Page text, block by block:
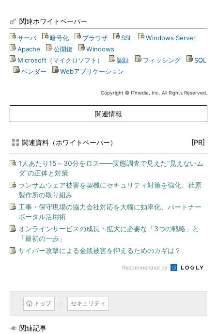
関連ホワイトペーパー
サーバ| 暗号化 ブラウザ SSL Windows Server
Apache
公開鍵 Windows
Microsoft（マイクロソフト）
認証 フィッシング
SQL
ベンダー Webアプリケーション
Copyright © ITmedia, Inc. All Rights Reserved.
関連情報
関連資料（ホワイトペーパー） [PR]
1人あたり15～30分をロス――実態調査で見えた“見えないム
ダ”の正体と対策
ランサムウェア被害を契機にセキュリティ対策を強化、荏原
製作所の取り組み
工事・保守現場の協力会社対応を大幅に効率化、パートナー
ポータル活用術
オンラインサービスの成長・拡大に必要な「3つの戦略」と
「最初の一歩」
サイバー攻撃による金銭被害を抑えるためのカギは？
Recommended by
トップ セキュリティ
関連記事